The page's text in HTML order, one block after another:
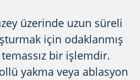
üzerinde uzun süreli
için odaklanmış
bir işlemdir.
yakma veya ablasyon